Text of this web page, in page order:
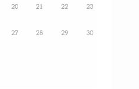
20 21 22 23
27 28 29 30